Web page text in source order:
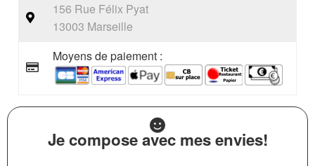
156 Rue Félix Pyat
13003 Marseille
Moyens de paiement :
Je compose avec mes envies!